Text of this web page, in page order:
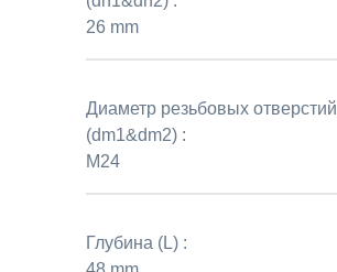
26 mm
Диаметр резьбовых отверстий
(dm1&dm2) :
M24
Глубина (L) :